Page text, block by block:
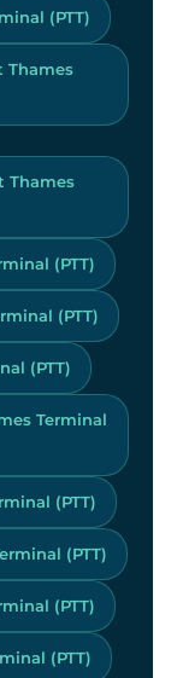
(PTT)
Thames
Thames
(PTT)
(PTT)
(PTT)
Terminal
(PTT)
(PTT)
(PTT)
(PTT)